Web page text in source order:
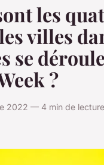
les
villes
se
?
2022 — 4 min de lecture